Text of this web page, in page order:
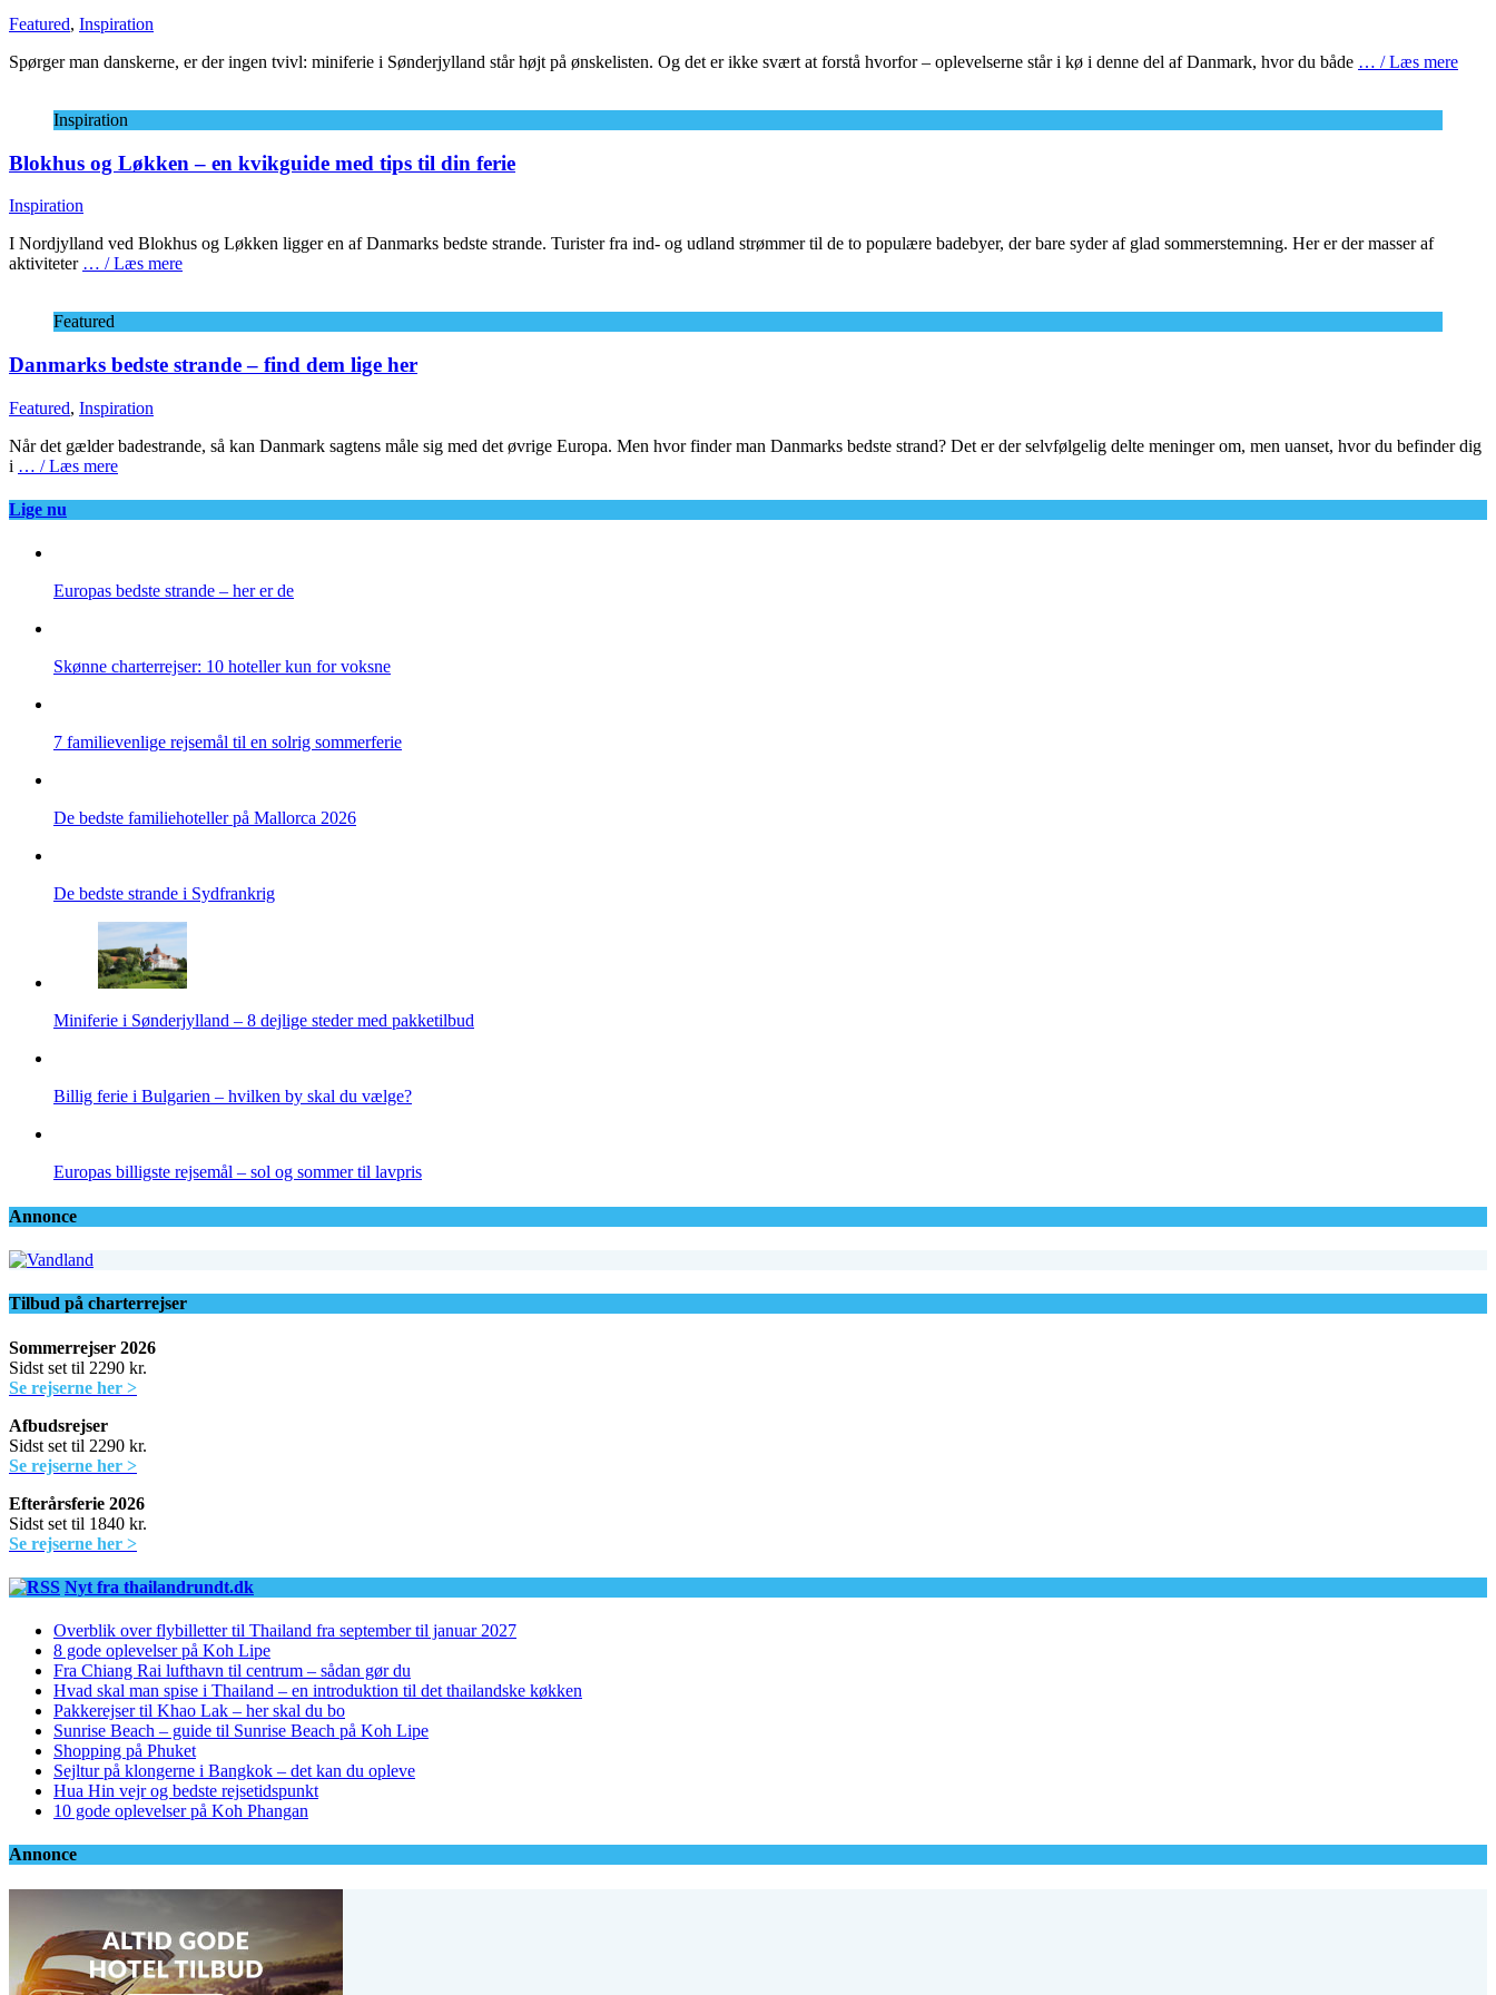
Featured, Inspiration
Spørger man danskerne, er der ingen tvivl: miniferie i Sønderjylland står højt på ønskelisten. Og det er ikke svært at forstå hvorfor – oplevelserne står i kø i denne del af Danmark, hvor du både … / Læs mere
Inspiration
Blokhus og Løkken – en kvikguide med tips til din ferie
Inspiration
I Nordjylland ved Blokhus og Løkken ligger en af Danmarks bedste strande. Turister fra ind- og udland strømmer til de to populære badebyer, der bare syder af glad sommerstemning. Her er der masser af
aktiviteter … / Læs mere
Featured
Danmarks bedste strande – find dem lige her
Featured, Inspiration
Når det gælder badestrande, så kan Danmark sagtens måle sig med det øvrige Europa. Men hvor finder man Danmarks bedste strand? Det er der selvfølgelig delte meninger om, men uanset, hvor du befinder dig
i … / Læs mere
Lige nu
Europas bedste strande – her er de
Skønne charterrejser: 10 hoteller kun for voksne
7 familievenlige rejsemål til en solrig sommerferie
De bedste familiehoteller på Mallorca 2026
De bedste strande i Sydfrankrig
Miniferie i Sønderjylland – 8 dejlige steder med pakketilbud
Billig ferie i Bulgarien – hvilken by skal du vælge?
Europas billigste rejsemål – sol og sommer til lavpris
Annonce
Tilbud på charterrejser
Sommerrejser 2026
Sidst set til 2290 kr.
Se rejserne her >
Afbudsrejser
Sidst set til 2290 kr.
Se rejserne her >
Efterårsferie 2026
Sidst set til 1840 kr.
Se rejserne her >
Nyt fra thailandrundt.dk
Overblik over flybilletter til Thailand fra september til januar 2027
8 gode oplevelser på Koh Lipe
Fra Chiang Rai lufthavn til centrum – sådan gør du
Hvad skal man spise i Thailand – en introduktion til det thailandske køkken
Pakkerejser til Khao Lak – her skal du bo
Sunrise Beach – guide til Sunrise Beach på Koh Lipe
Shopping på Phuket
Sejltur på klongerne i Bangkok – det kan du opleve
Hua Hin vejr og bedste rejsetidspunkt
10 gode oplevelser på Koh Phangan
Annonce